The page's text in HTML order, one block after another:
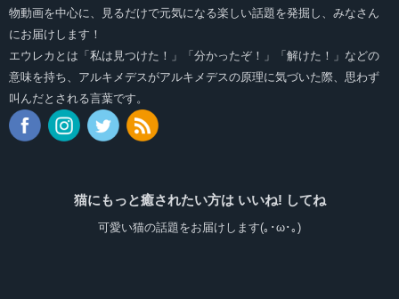
物動画を中心に、見るだけで元気になる楽しい話題を発掘し、みなさん
にお届けします！
エウレカとは「私は見つけた！」「分かったぞ！」「解けた！」などの
意味を持ち、アルキメデスがアルキメデスの原理に気づいた際、思わず
叫んだとされる言葉です。
猫にもっと癒されたい方は いいね! してね
可愛い猫の話題をお届けします(｡･ω･｡)